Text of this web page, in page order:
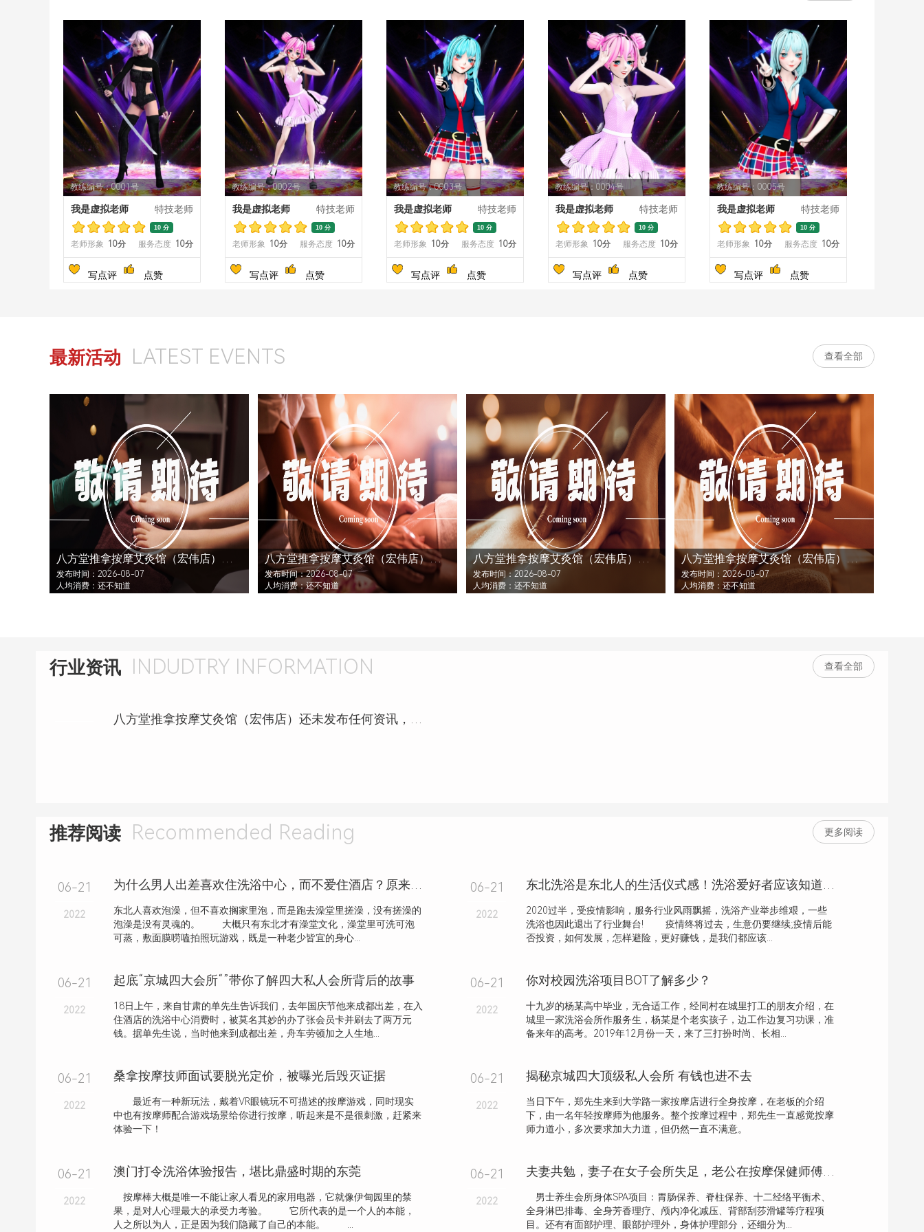
教练编号：0001号
我是虚拟老师 特技老师
10 分
老师形象 10分 服务态度 10分
写点评 点赞
教练编号：0002号
我是虚拟老师 特技老师
10 分
老师形象 10分 服务态度 10分
写点评 点赞
教练编号：0003号
我是虚拟老师 特技老师
10 分
老师形象 10分 服务态度 10分
写点评 点赞
教练编号：0004号
我是虚拟老师 特技老师
10 分
老师形象 10分 服务态度 10分
写点评 点赞
教练编号：0005号
我是虚拟老师 特技老师
10 分
老师形象 10分 服务态度 10分
写点评 点赞
最新活动 LATEST EVENTS 查看全部
八方堂推拿按摩艾灸馆（宏伟店）还没发布活动
发布时间：2026-08-07
人均消费：还不知道
八方堂推拿按摩艾灸馆（宏伟店）还没发布活动
发布时间：2026-08-07
人均消费：还不知道
八方堂推拿按摩艾灸馆（宏伟店）还没发布活动
发布时间：2026-08-07
人均消费：还不知道
八方堂推拿按摩艾灸馆（宏伟店）还没发布活动
发布时间：2026-08-07
人均消费：还不知道
行业资讯 INDUDTRY INFORMATION 查看全部
推荐阅读 Recommended Reading 更多阅读
06-21
2022
东北人喜欢泡澡，但不喜欢搁家里泡，而是跑去澡堂里搓澡，没有搓澡的
泡澡是没有灵魂的。 大概只有东北才有澡堂文化，澡堂里可洗可泡
可蒸，敷面膜唠嗑拍照玩游戏，既是一种老少皆宜的身心...
06-21
2022
2020过半，受疫情影响，服务行业风雨飘摇，洗浴产业举步维艰，一些
洗浴也因此退出了行业舞台! 疫情终将过去，生意仍要继续;疫情后能
否投资，如何发展，怎样避险，更好赚钱，是我们都应该...
06-21
2022
起底“京城四大会所“”带你了解四大私人会所背后的故事
18日上午，来自甘肃的单先生告诉我们，去年国庆节他来成都出差，在入
住酒店的洗浴中心消费时，被莫名其妙的办了张会员卡并刷去了两万元
钱。据单先生说，当时他来到成都出差，舟车劳顿加之人生地...
06-21
2022
你对校园洗浴项目BOT了解多少？
十九岁的杨某高中毕业，无合适工作，经同村在城里打工的朋友介绍，在
城里一家洗浴会所作服务生，杨某是个老实孩子，边工作边复习功课，准
备来年的高考。2019年12月份一天，来了三打扮时尚、长相...
06-21
2022
桑拿按摩技师面试要脱光定价，被曝光后毁灭证据
最近有一种新玩法，戴着VR眼镜玩不可描述的按摩游戏，同时现实
中也有按摩师配合游戏场景给你进行按摩，听起来是不是很刺激，赶紧来
体验一下！
06-21
2022
揭秘京城四大顶级私人会所 有钱也进不去
当日下午，郑先生来到大学路一家按摩店进行全身按摩，在老板的介绍
下，由一名年轻按摩师为他服务。整个按摩过程中，郑先生一直感觉按摩
师力道小，多次要求加大力道，但仍然一直不满意。
06-21
2022
澳门打令洗浴体验报告，堪比鼎盛时期的东莞
按摩棒大概是唯一不能让家人看见的家用电器，它就像伊甸园里的禁
果，是对人心理最大的承受力考验。 它所代表的是一个人的本能，
人之所以为人，正是因为我们隐藏了自己的本能。 ...
06-21
2022
男士养生会所身体SPA项目：胃肠保养、脊柱保养、十二经络平衡术、
全身淋巴排毒、全身芳香理疗、颅内净化减压、背部刮莎滑罐等疗程项
目。还有有面部护理、眼部护理外，身体护理部分，还细分为...